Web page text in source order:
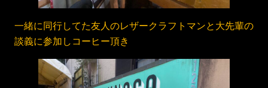
一緒に同行してた友人のレザークラフトマンと大先輩の
談義に参加しコーヒー頂き